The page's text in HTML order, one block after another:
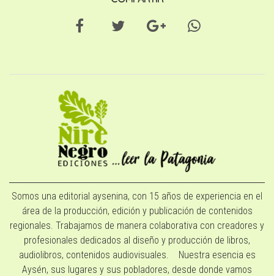
Somos una editorial aysenina, con 15 años de experiencia en el
área de la producción, edición y publicación de contenidos
regionales. Trabajamos de manera colaborativa con creadores y
profesionales dedicados al diseño y producción de libros,
audiolibros, contenidos audiovisuales. Nuestra esencia es
Aysén, sus lugares y sus pobladores, desde donde vamos